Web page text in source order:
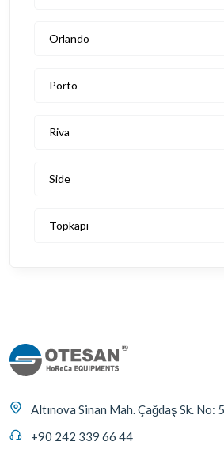
Orlando
Porto
Riva
Side
Topkapı
Altınova Sinan Mah. Çağdaş Sk. No:
+90 242 339 66 44